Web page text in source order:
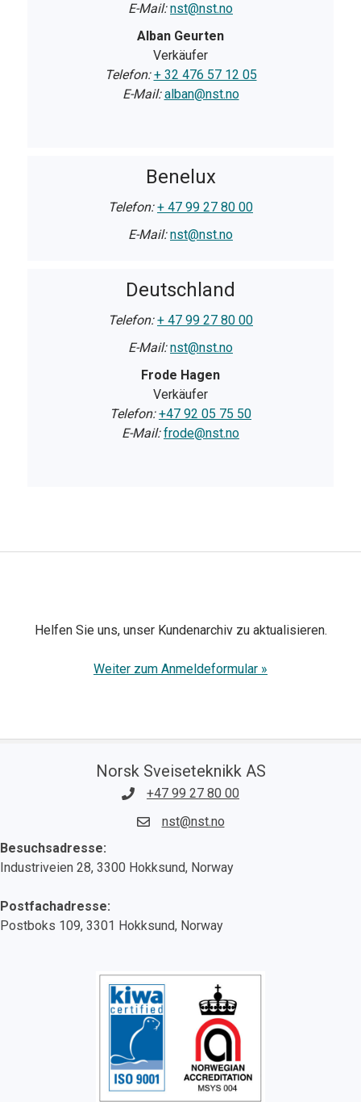
E-Mail: nst@nst.no
Alban Geurten
Verkäufer
Telefon: + 32 476 57 12 05
E-Mail: alban@nst.no
Benelux
Telefon: + 47 99 27 80 00
E-Mail: nst@nst.no
Deutschland
Telefon: + 47 99 27 80 00
E-Mail: nst@nst.no
Frode Hagen
Verkäufer
Telefon: +47 92 05 75 50
E-Mail: frode@nst.no
Helfen Sie uns, unser Kundenarchiv zu aktualisieren.
Weiter zum Anmeldeformular »
Norsk Sveiseteknikk AS
+47 99 27 80 00
nst@nst.no
Besuchsadresse:
Industriveien 28, 3300 Hokksund, Norway
Postfachadresse:
Postboks 109, 3301 Hokksund, Norway